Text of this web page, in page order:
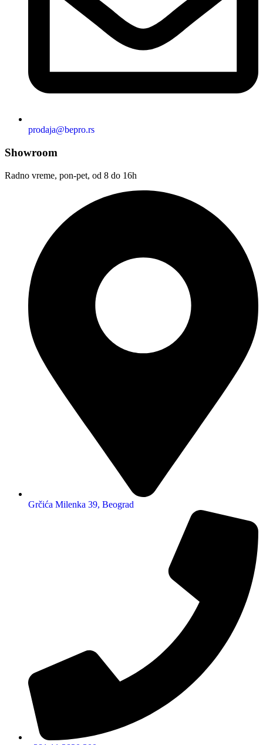
prodaja@bepro.rs
Showroom
Radno vreme, pon-pet, od 8 do 16h
Grčića Milenka 39, Beograd